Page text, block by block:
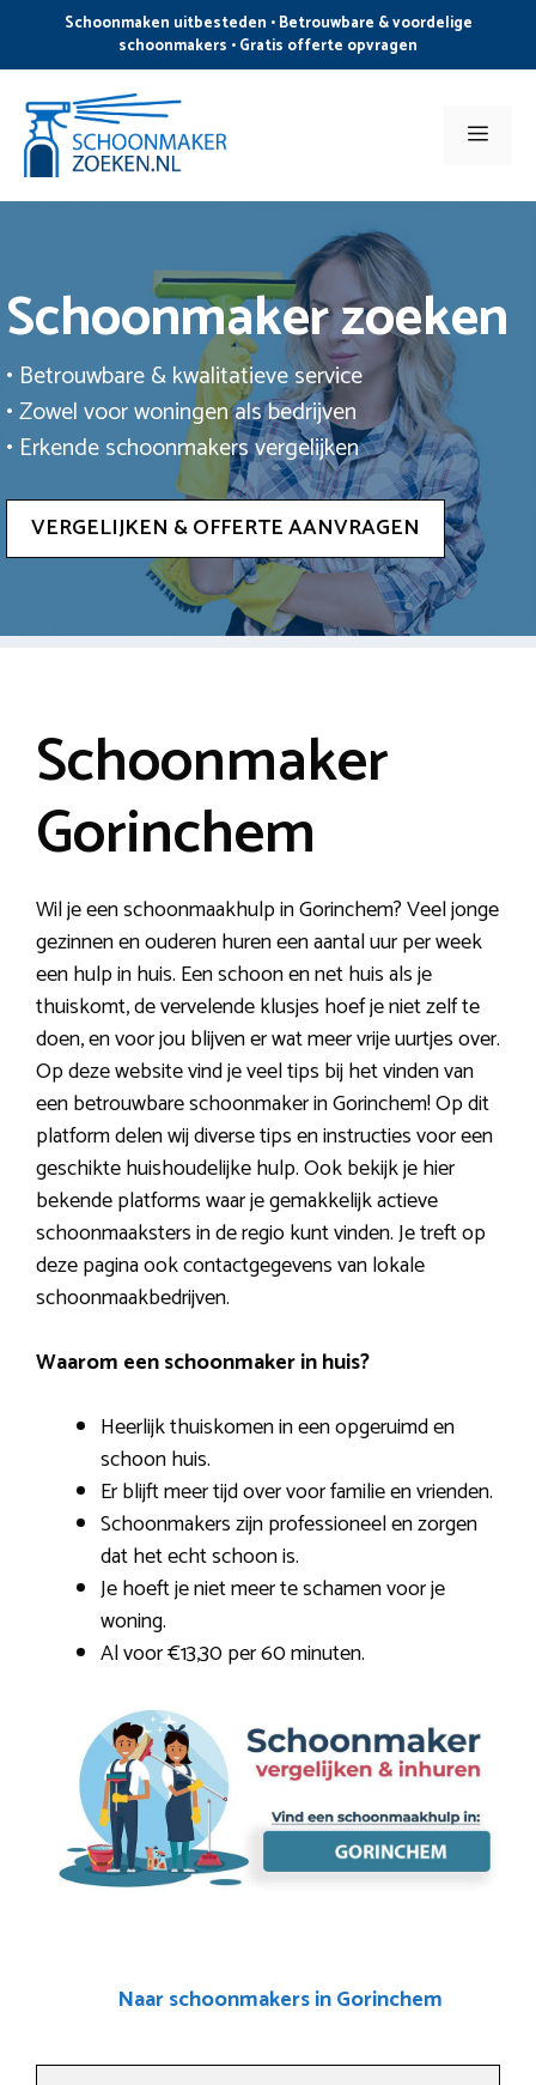
de
inhoud
Schoonmaken uitbesteden • Betrouwbare & voordelige
schoonmakers • Gratis offerte opvragen
Menu
Schoonmaker zoeken
• Betrouwbare & kwalitatieve service
• Zowel voor woningen als bedrijven
• Erkende schoonmakers vergelijken
VERGELIJKEN & OFFERTE AANVRAGEN
Schoonmaker
Gorinchem
Wil je een schoonmaakhulp in Gorinchem? Veel jonge
gezinnen en ouderen huren een aantal uur per week
een hulp in huis. Een schoon en net huis als je
thuiskomt, de vervelende klusjes hoef je niet zelf te
doen, en voor jou blijven er wat meer vrije uurtjes over.
Op deze website vind je veel tips bij het vinden van
een betrouwbare schoonmaker in Gorinchem! Op dit
platform delen wij diverse tips en instructies voor een
geschikte huishoudelijke hulp. Ook bekijk je hier
bekende platforms waar je gemakkelijk actieve
schoonmaaksters in de regio kunt vinden. Je treft op
deze pagina ook contactgegevens van lokale
schoonmaakbedrijven.
Waarom een schoonmaker in huis?
Heerlijk thuiskomen in een opgeruimd en
schoon huis.
Er blijft meer tijd over voor familie en vrienden.
Schoonmakers zijn professioneel en zorgen
dat het echt schoon is.
Je hoeft je niet meer te schamen voor je
woning.
Al voor €13,30 per 60 minuten.
Naar schoonmakers in Gorinchem